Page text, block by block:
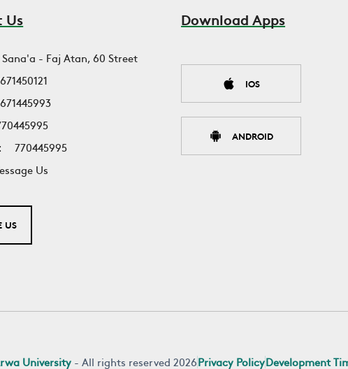
Us
Sana'a - Faj Atan, 60 Street
770445995
Us
US
Download Apps
IOS
ANDROID
University - All rights reserved 2026Privacy PolicyDevelopment